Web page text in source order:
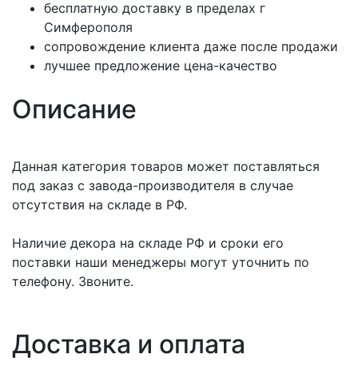
бесплатную доставку в пределах г
Симферополя
сопровождение клиента даже после продажи
лучшее предложение цена-качество
Описание
Данная категория товаров может поставляться
под заказ с завода-производителя в случае
отсутствия на складе в РФ.
Наличие декора на складе РФ и сроки его
поставки наши менеджеры могут уточнить по
телефону. Звоните.
Доставка и оплата